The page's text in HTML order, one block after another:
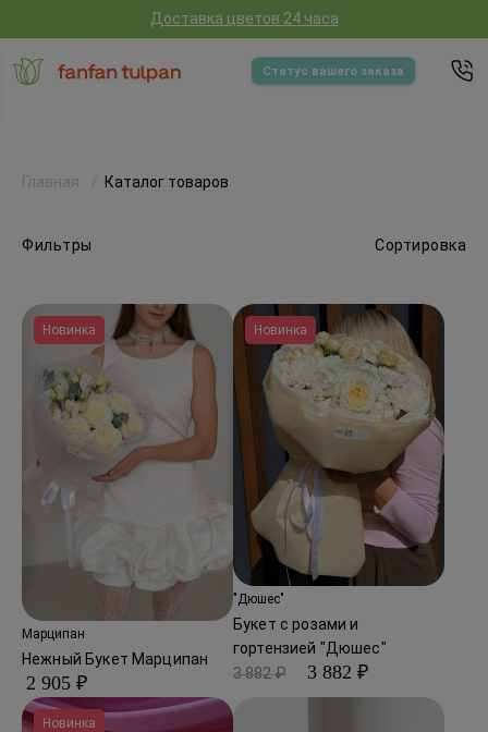
Доставка цветов 24 часа
Статус вашего заказа
Фильтры Сортировка
Главная Каталог товаров
Новинка
Марципан
Нежный Букет Марципан
2 905 ₽
Новинка
"Дюшес"
Букет с розами и
гортензией "Дюшес"
3 882 ₽
3 882 ₽
Новинка